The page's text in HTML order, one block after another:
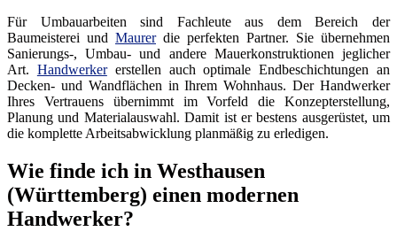
Für Umbauarbeiten sind Fachleute aus dem Bereich der
Baumeisterei und Maurerdie perfekten Partner. Sie übernehmen
Sanierungs-, Umbau- und andere Mauerkonstruktionen jeglicher
Art. Handwerkererstellen auch optimale Endbeschichtungen an
Decken- und Wandflächen in Ihrem Wohnhaus. Der Handwerker
Ihres Vertrauens übernimmt im Vorfeld die Konzepterstellung,
Planung und Materialauswahl. Damit ist er bestens ausgerüstet, um
die komplette Arbeitsabwicklung planmäßig zu erledigen.
Wie finde ich in Westhausen
(Württemberg) einen modernen
Handwerker?